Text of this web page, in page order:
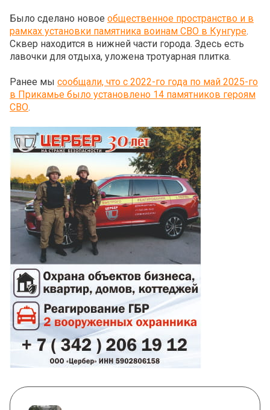
Было сделано новое общественное пространство и в
рамках установки памятника воинам СВО в Кунгуре.
Сквер находится в нижней части города. Здесь есть
лавочки для отдыха, уложена тротуарная плитка.
Ранее мы сообщали, что с 2022-го года по май 2025-го
в Прикамье было установлено 14 памятников героям
СВО.